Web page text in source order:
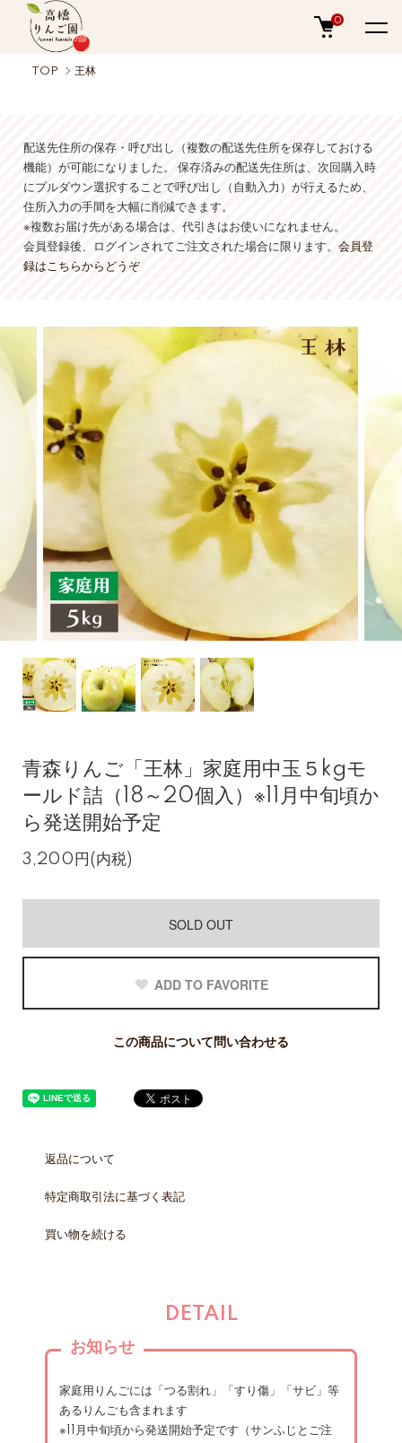
0
TOP 王林
配送先住所の保存・呼び出し（複数の配送先住所を保存しておける
機能）が可能になりました。 保存済みの配送先住所は、次回購入時
にプルダウン選択することで呼び出し（自動入力）が行えるため、
住所入力の手間を大幅に削減できます。
※複数お届け先がある場合は、代引きはお使いになれません。
会員登録後、ログインされてご注文された場合に限ります。 会員登
録はこちらからどうぞ
青森りんご「王林」家庭用中玉５kgモ
ールド詰（18～20個入）※11月中旬頃か
ら発送開始予定
3,200円(内税)
SOLD OUT
ADD TO FAVORITE
この商品について問い合わせる
返品について
特定商取引法に基づく表記
買い物を続ける
DETAIL
お知らせ
家庭用りんごには「つる割れ」「すり傷」「サビ」等
あるりんごも含まれます
※11月中旬頃から発送開始予定です（サンふじとご注